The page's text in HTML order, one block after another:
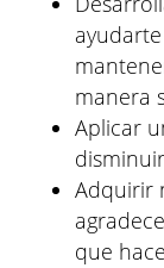
manera
Aplicar
Adquirir
que